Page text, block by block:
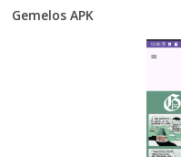
Gemelos APK